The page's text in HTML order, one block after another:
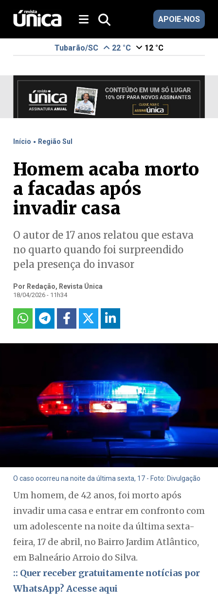
APOIE-NOS
Tubarão/SC 22 °C 12 °C
Início . Região Sul
Homem acaba morto
a facadas após
invadir casa
O autor de 17 anos relatou que estava
no quarto quando foi surpreendido
pela presença do invasor
Por Redação, Revista Única
18/04/2026 - 11h34
O caso ocorreu na noite da última sexta, 17 - Foto: Divulgação
Um homem, de 42 anos, foi morto após
invadir uma casa e entrar em confronto com
um adolescente na noite da última sexta-
feira, 17 de abril, no Bairro Jardim Atlântico,
em Balneário Arroio do Silva.
:: Quer receber gratuitamente notícias por
WhatsApp? Acesse aqui